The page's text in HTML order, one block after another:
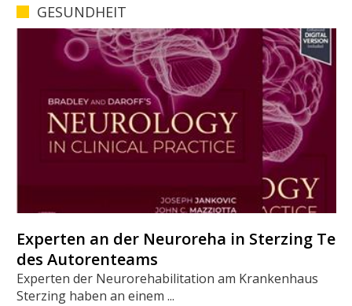
GESUNDHEIT
Experten an der Neuroreha in Sterzing Teil
des Autorenteams
Experten der Neurorehabilitation am Krankenhaus
Sterzing haben an einem ...